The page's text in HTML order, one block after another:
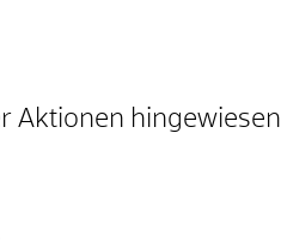
Aktionen hingewiesen